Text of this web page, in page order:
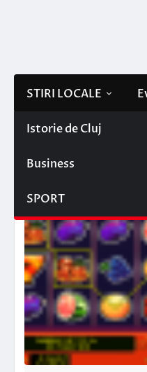
STIRI LOCALE
Istorie de Cluj
Business
SPORT
Etichetă: